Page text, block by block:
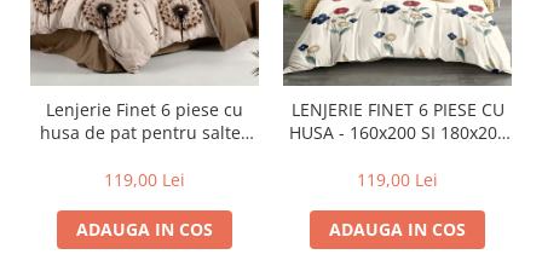
Lenjerie Finet 6 piese cu
husa de pat pentru saltea
119,00 Lei
ADAUGA IN COS
LENJERIE FINET 6 PIESE CU
HUSA - 160x200 SI 180x200
119,00 Lei
ADAUGA IN COS